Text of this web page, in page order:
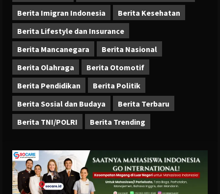
Berita Imigran Indonesia
Berita Kesehatan
Berita Lifestyle dan Insurance
Berita Mancanegara
Berita Nasional
Berita Olahraga
Berita Otomotif
Berita Pendidikan
Berita Politik
Berita Sosial dan Budaya
Berita Terbaru
Berita TNI/POLRI
Berita Trending